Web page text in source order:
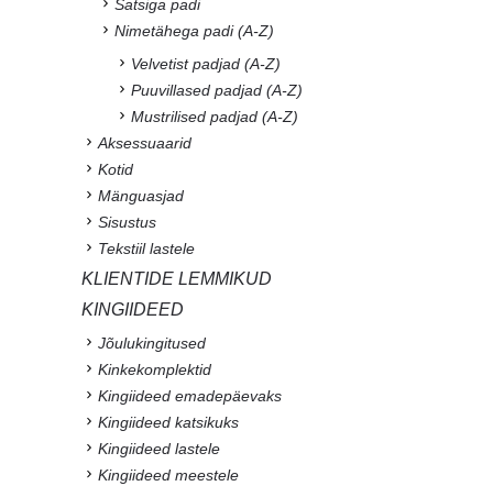
Satsiga padi
Nimetähega padi (A-Z)
Velvetist padjad (A-Z)
Puuvillased padjad (A-Z)
Mustrilised padjad (A-Z)
Aksessuaarid
Kotid
Mänguasjad
Sisustus
Tekstiil lastele
KLIENTIDE LEMMIKUD
KINGIIDEED
Jõulukingitused
Kinkekomplektid
Kingiideed emadepäevaks
Kingiideed katsikuks
Kingiideed lastele
Kingiideed meestele